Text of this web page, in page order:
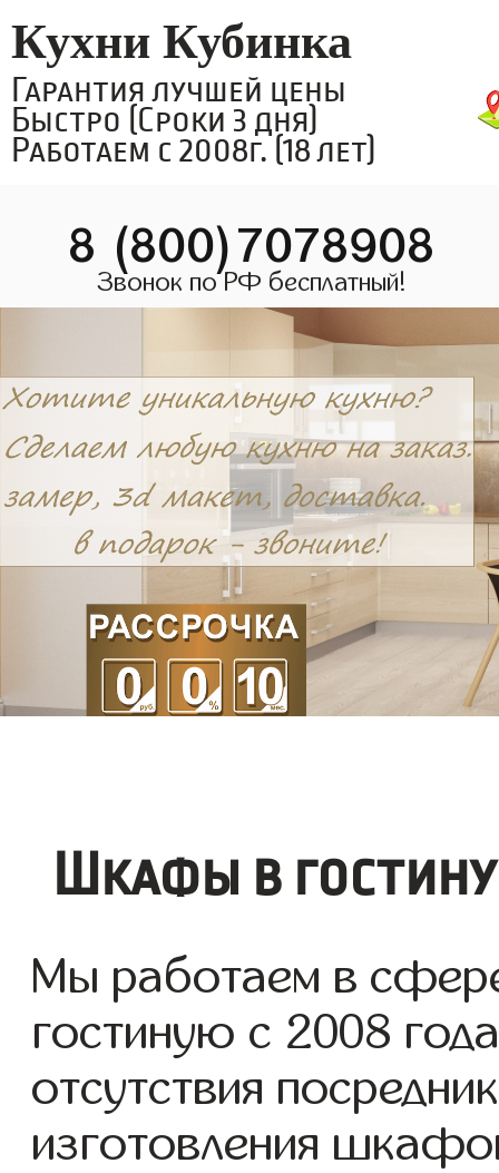
Кухни Кубинка
Гарантия лучшей цены
Быстро (Сроки 3 дня)
Работаем с 2008г. (18 лет)
8 (800)7078908
Звонок по РФ бесплатный!
Шкафы в
Мы работаем в
гостиную с 2008
отсутствия
изготовления